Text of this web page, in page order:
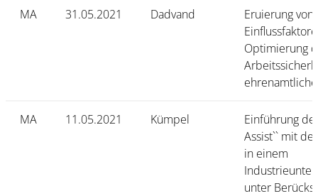
MA 31.05.2021 Dadvand
Eruierung von
Optimierung
MA 11.05.2021 Kümpel
Einführung
Assist`` mit
in einem
unter